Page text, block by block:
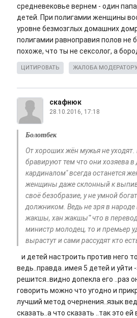
средневековье вернем - один
детей. При полигамии женщины
уровне безмозглых домашних
полигамии равноправия полов не
похоже, что ты не сексолог, а
ЦИТИРОВАТЬ ЖАЛОБА
скафнюк
28.10.2016, 17:18
Болотбек
От хороших жён мужья не
бравируют тем что они хозяева
кардиналом" всегда останется
женщины даже склонный к
своё безобразие, у не умной
должником. Ведь не зря в народе
жакшы, хан жакшы"' что в
министр молодец, то и премьер
вырастут и сами рассудят кто
и детей настроить против него
ведь..правда..имея 5 детей и уйти
решится..видно допекла его ..раз
говорить можно что угодно и
лучший метод очернения..язык
сказать..а что сказать ..так это